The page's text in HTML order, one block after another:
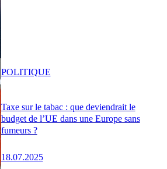
Taxe sur le tabac : que deviendrait le
budget de l’UE dans une Europe sans
fumeurs ?
18.07.2025
POLITIQUE